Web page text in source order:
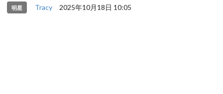
明星 Tracy 2025年10月18日 10:05